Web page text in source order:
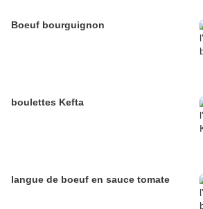
Boeuf bourguignon
boulettes Kefta
langue de boeuf en sauce tomate